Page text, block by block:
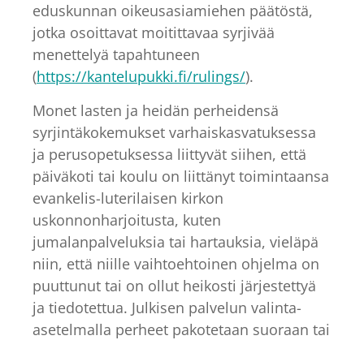
eduskunnan oikeusasiamiehen päätöstä,
jotka osoittavat moitittavaa syrjivää
menettelyä tapahtuneen
(https://kantelupukki.fi/rulings/).
Monet lasten ja heidän perheidensä
syrjintäkokemukset varhaiskasvatuksessa
ja perusopetuksessa liittyvät siihen, että
päiväkoti tai koulu on liittänyt toimintaansa
evankelis-luterilaisen kirkon
uskonnonharjoitusta, kuten
jumalanpalveluksia tai hartauksia, vieläpä
niin, että niille vaihtoehtoinen ohjelma on
puuttunut tai on ollut heikosti järjestettyä
ja tiedotettua. Julkisen palvelun valinta-
asetelmalla perheet pakotetaan suoraan tai